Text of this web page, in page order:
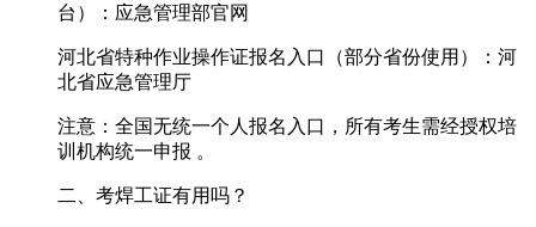
台）‌：应急管理部官网 ‌‌
‌河北省特种作业操作证报名入口（部分省份使用）‌：河
北省应急管理厅 ‌‌
注意：全国无统一个人报名入口，所有考生需经‌授权培
训机构‌统一申报 ‌‌。
二、考焊工证有用吗？‌